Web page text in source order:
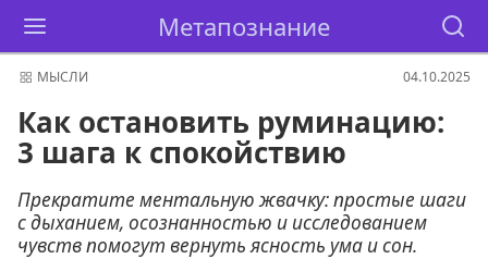
Метапознание
МЫСЛИ 04.10.2025
Как остановить руминацию:
3 шага к спокойствию
Прекратите ментальную жвачку: простые шаги
с дыханием, осознанностью и исследованием
чувств помогут вернуть ясность ума и сон.